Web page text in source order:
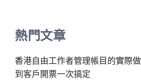
熱門文章
香港自由工作者管理帳目的實際
到客戶開票一次搞定